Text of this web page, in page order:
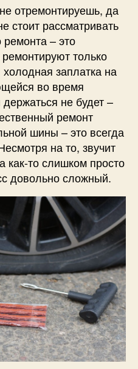
отремонтируешь, да
стоит рассматривать
ремонта – это
только
заплатка на
во время
не будет –
ремонт
шины – это всегда
на то, звучит
как-то слишком просто
довольно сложный.